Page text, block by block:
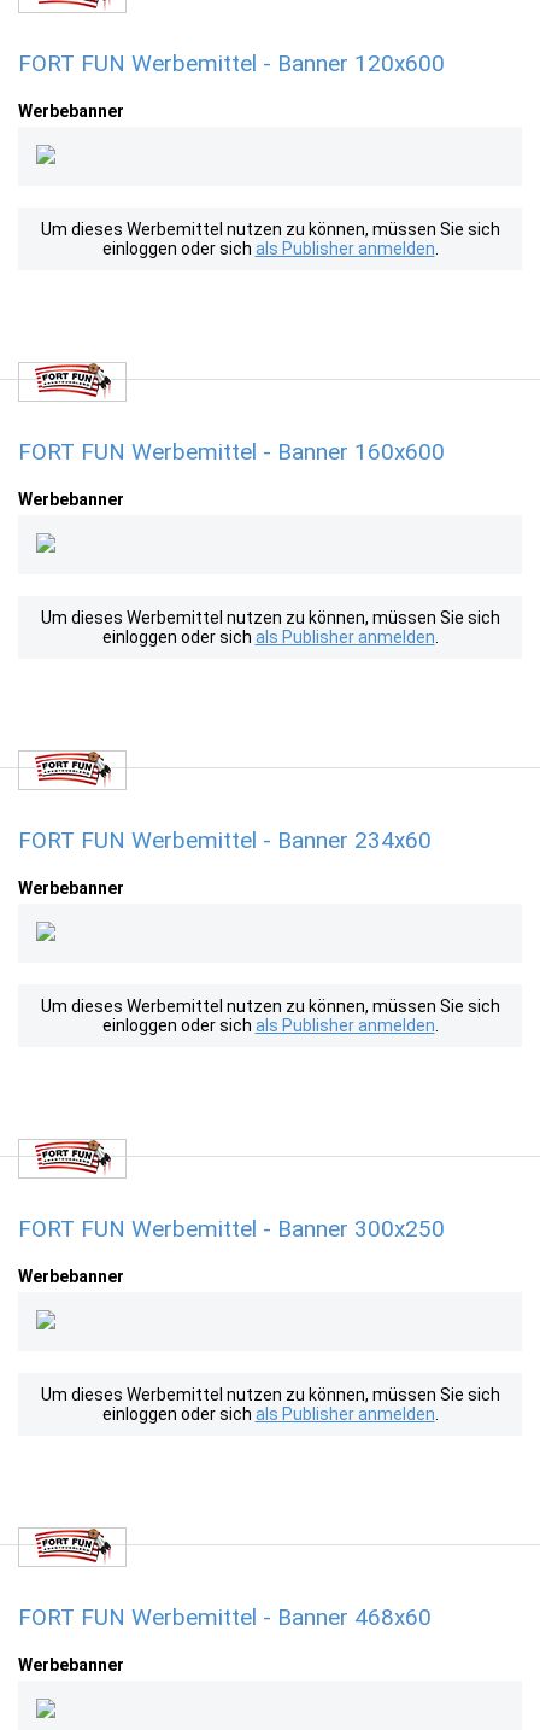
FORT FUN Werbemittel - Banner 120x600
Werbebanner
Um dieses Werbemittel nutzen zu können, müssen Sie sich
einloggen oder sich als Publisher anmelden
FORT FUN Werbemittel - Banner 160x600
Werbebanner
Um dieses Werbemittel nutzen zu können, müssen Sie sich
einloggen oder sich als Publisher anmelden
FORT FUN Werbemittel - Banner 234x60
Werbebanner
Um dieses Werbemittel nutzen zu können, müssen Sie sich
einloggen oder sich als Publisher anmelden
FORT FUN Werbemittel - Banner 300x250
Werbebanner
Um dieses Werbemittel nutzen zu können, müssen Sie sich
einloggen oder sich als Publisher anmelden
FORT FUN Werbemittel - Banner 468x60
Werbebanner